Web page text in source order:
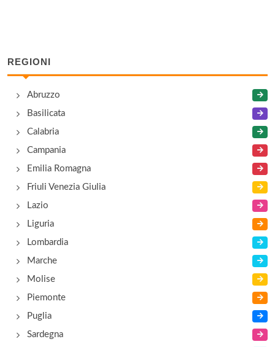
Cafè du Bourg
via Lostan 12, Arvier
Caffè Quinson- Vieux Bistrot
piazza Principe Tomaso 9, Morgex
Casale
REGIONI
Abruzzo
Basilicata
Calabria
Campania
Emilia Romagna
Friuli Venezia Giulia
Lazio
Liguria
Lombardia
Marche
Molise
Piemonte
Puglia
Sardegna